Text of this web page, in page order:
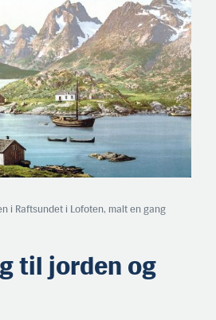
i Raftsundet i Lofoten, malt en gang
til jorden og